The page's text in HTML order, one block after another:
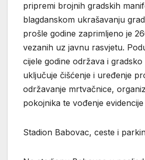
pripremi brojnih gradskih
blagdanskom ukrašavanju
prošle godine zaprimljeno je
vezanih uz javnu rasvjetu.
cijele godine održava i
uključuje čišćenje i uređenje
održavanje mrtvačnice,
pokojnika te vođenje
Stadion Babovac, ceste i